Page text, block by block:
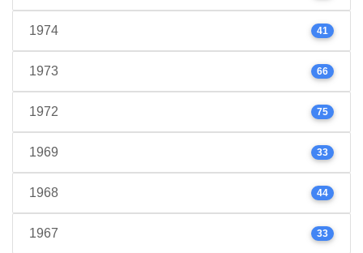
1974 41
1973 66
1972 75
1969 33
1968 44
1967 33